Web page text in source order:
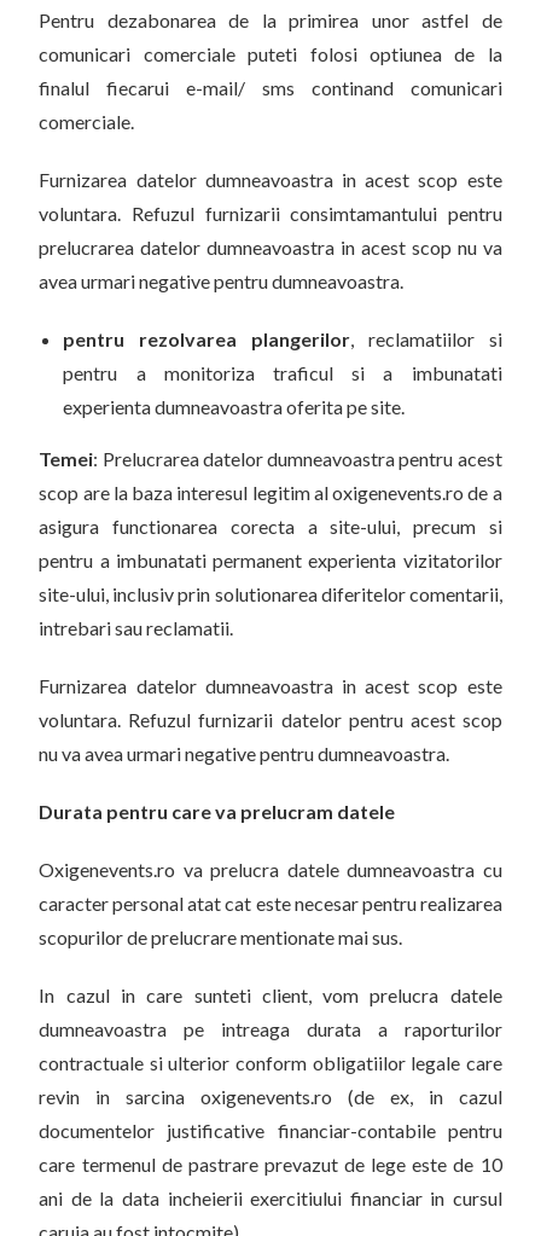
Pentru dezabonarea de la primirea unor astfel de
comunicari comerciale puteti folosi optiunea de la
finalul fiecarui e-mail/ sms continand comunicari
comerciale.
Furnizarea datelor dumneavoastra in acest scop este
voluntara. Refuzul furnizarii consimtamantului pentru
prelucrarea datelor dumneavoastra in acest scop nu va
avea urmari negative pentru dumneavoastra.
pentru rezolvarea plangerilor, reclamatiilor si
pentru a monitoriza traficul si a imbunatati
experienta dumneavoastra oferita pe site.
Temei: Prelucrarea datelor dumneavoastra pentru acest
scop are la baza interesul legitim al oxigenevents.ro de a
asigura functionarea corecta a site-ului, precum si
pentru a imbunatati permanent experienta vizitatorilor
site-ului, inclusiv prin solutionarea diferitelor comentarii,
intrebari sau reclamatii.
Furnizarea datelor dumneavoastra in acest scop este
voluntara. Refuzul furnizarii datelor pentru acest scop
nu va avea urmari negative pentru dumneavoastra.
Durata pentru care va prelucram datele
Oxigenevents.ro va prelucra datele dumneavoastra cu
caracter personal atat cat este necesar pentru realizarea
scopurilor de prelucrare mentionate mai sus.
In cazul in care sunteti client, vom prelucra datele
dumneavoastra pe intreaga durata a raporturilor
contractuale si ulterior conform obligatiilor legale care
revin in sarcina oxigenevents.ro (de ex, in cazul
documentelor justificative financiar-contabile pentru
care termenul de pastrare prevazut de lege este de 10
ani de la data incheierii exercitiului financiar in cursul